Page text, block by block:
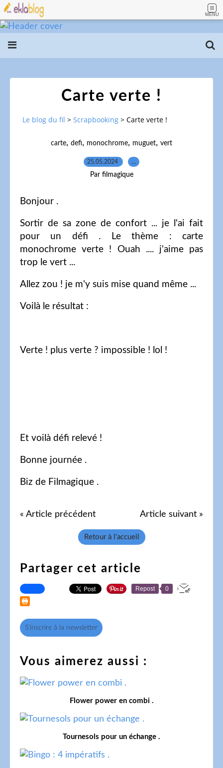
MENU
Carte verte !
Le blog du fil > Scrapbooking > Carte verte !
carte, defi, monochrome, muguet, vert
25.05.2024 …
Par filmagique
Bonjour .
Sortir de sa zone de confort ... je l'ai fait
pour un défi . Le thème : carte
monochrome verte ! Ouah .... j'aime pas
trop le vert ...
Allez zou ! je m'y suis mise quand même ...
Voilà le résultat :
Verte ! plus verte ? impossible ! lol !
Et voilà défi relevé !
Bonne journée .
Biz de Filmagique .
« Article précédent Article suivant »
Retour à l'accueil
Partager cet article
Repost 0
S'inscrire à la newsletter
Vous aimerez aussi :
Flower power en combi .
Tournesols pour un échange .